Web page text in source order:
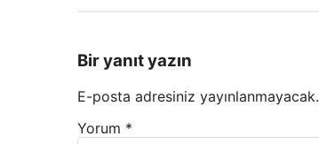
Bir yanıt yazın
E-posta adresiniz yayınlanmayacak.
Yorum *